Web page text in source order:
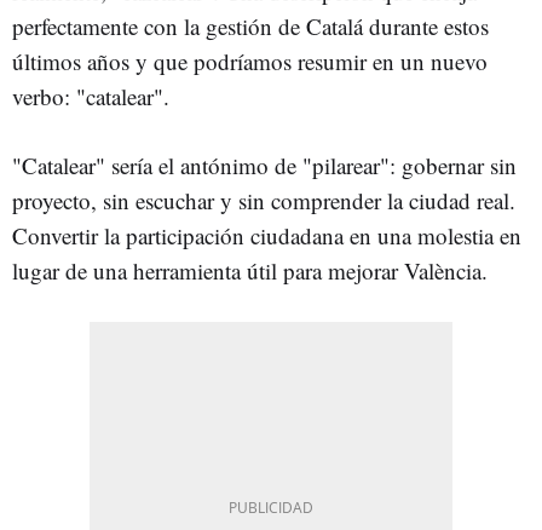
perfectamente con la gestión de Catalá durante estos
últimos años y que podríamos resumir en un nuevo
verbo: "catalear".
"Catalear" sería el antónimo de "pilarear": gobernar sin
proyecto, sin escuchar y sin comprender la ciudad real.
Convertir la participación ciudadana en una molestia en
lugar de una herramienta útil para mejorar València.